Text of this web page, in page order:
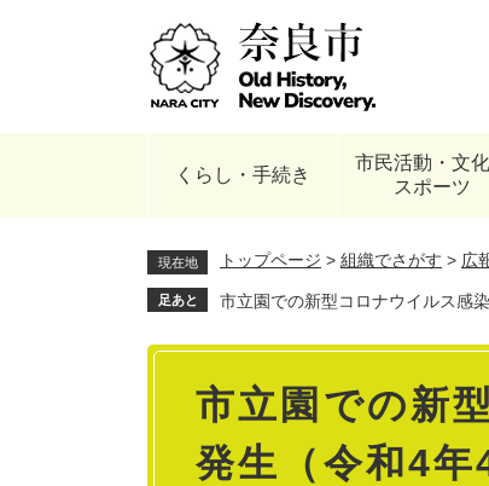
くらし・手続き
市民活動・文化
スポーツ
現在地 トップページ > 組織でさがす > 広
足あと 市立園での新型コロナウイルス感
本
市立園での新
発生（令和4年